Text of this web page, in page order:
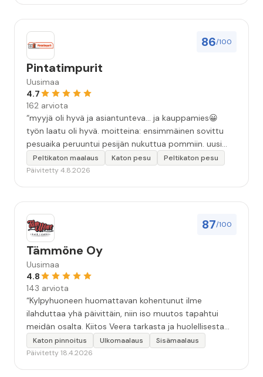
86/100
Pintatimpurit
Uusimaa
4.7
162 arviota
“myyjä oli hyvä ja asiantunteva... ja kauppamies😀
työn laatu oli hyvä. moitteina: ensimmäinen sovittu
pesuaika peruuntui pesijän nukuttua pommiin. uusi
aika piti ja työn jälki oikein hyvää ja osaavaa. toinen
murhe tuli koska olimme matkoilla ja jossain
vuorokautta pihalle...kunnes naapuri uskaltautui
pihallemme ja sulki hanan. Hieman siis tarkkuutta
hommiin ja hyvä tulee. ”
Peltikaton maalaus Katon pesu
Peltikaton pesu
Päivitetty 4.8.2026
87/100
Tämmöne Oy
Uusimaa
4.8
143 arviota
“Kylpyhuoneen huomattavan kohentunut ilme
ilahduttaa yhä päivittäin, niin iso muutos tapahtui
meidän osalta. Kiitos Veera tarkasta ja huolellisesta
työstä, sekä ystävällisestä palvelusta!”
Katon pinnoitus Ulkomaalaus
Sisämaalaus
Päivitetty 18.4.2026